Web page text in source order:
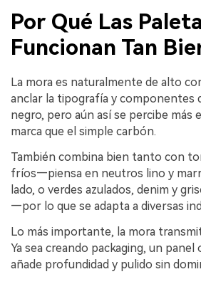
Por Qué Las
Funcionan Tan
La mora es naturalmente de alto
anclar la tipografía y componentes
negro, pero aún así se percibe más
marca que el simple carbón.
También combina bien tanto con
fríos—piensa en neutros lino y
lado, o verdes azulados, denim y
—por lo que se adapta a diversas
Lo más importante, la mora
Ya sea creando packaging, un panel
añade profundidad y pulido sin